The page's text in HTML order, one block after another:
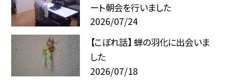
ート朝会を行いました
2026/07/24
【こぼれ話】 蝉の羽化に出会いま
した
2026/07/18